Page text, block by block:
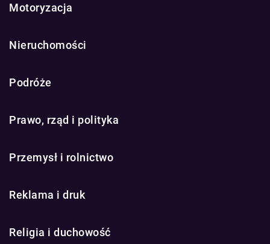
Motoryzacja
Nieruchomości
Podróże
Prawo, rząd i polityka
Przemysł i rolnictwo
Reklama i druk
Religia i duchowość